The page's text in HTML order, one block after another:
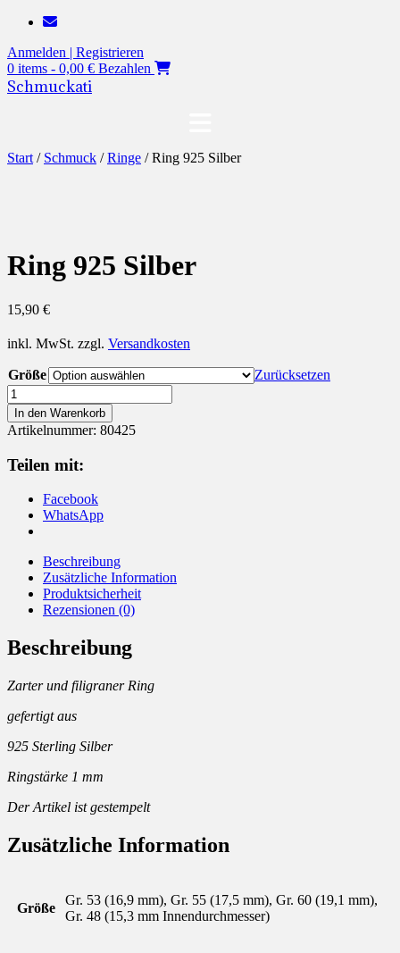
Zum
springen
Anmelden | Registrieren
0 items - 0,00 € Bezahlen
Schmuckati
Start / Schmuck /Ringe / Ring 925 Silber
Ring 925 Silber
15,90 €
inkl. MwSt. zzgl. Versandkosten
Größe
Zurücksetzen
Ring
925
Silber
Menge
In den Warenkorb
Artikelnummer: 80425
Teilen mit:
Facebook
WhatsApp
Beschreibung
Zusätzliche Information
Produktsicherheit
Rezensionen (0)
Beschreibung
Zarter und filigraner Ring
gefertigt aus
925 Sterling Silber
Ringstärke 1 mm
Der Artikel ist gestempelt
Zusätzliche Information
Größe
Gr. 53 (16,9 mm), Gr. 55 (17,5 mm), Gr. 60 (19,1 mm),
Gr. 48 (15,3 mm Innendurchmesser)